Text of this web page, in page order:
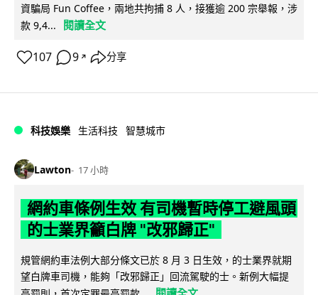
資騙局 Fun Coffee，兩地共拘捕 8 人，接獲逾 200 宗舉報，涉
款 9,4...
閱讀全文
107 9 ↗ 分享
科技娛樂 生活科技 智慧城市
Lawton 17 小時
網約車條例生效 有司機暫時停工避風頭
的士業界籲白牌 "改邪歸正"
規管網約車法例大部分條文已於 8 月 3 日生效，的士業界就期
望白牌車司機，能夠「改邪歸正」回流駕駛的士。新例大幅提